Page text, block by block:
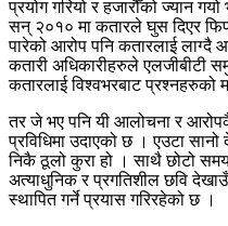
प्रयोग गरियो र हजारौँको ज्यान
सन् २०१० मा कतारले घुस दिएर
पारेको आरोप पनि कतारलाई
कतारी अधिकारीहरुले एलजीबीटी
कतारलाई विश्वभरबाट प्रश्नहरुको
तर जे भए पनि यी आलोचना र
प्रविधिमा उदाएको छ । एउटा
निकै ठूलो कुरा हो । साथै छोटो
अत्याधुनिक र प्रगतिशील छवि
स्थापित गर्ने प्रयास गरिरहेको छ ।